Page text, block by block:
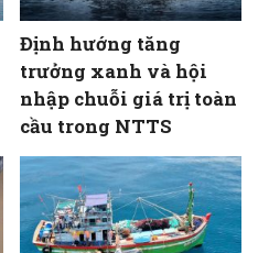
Định hướng tăng
trưởng xanh và hội
nhập chuỗi giá trị toàn
cầu trong NTTS